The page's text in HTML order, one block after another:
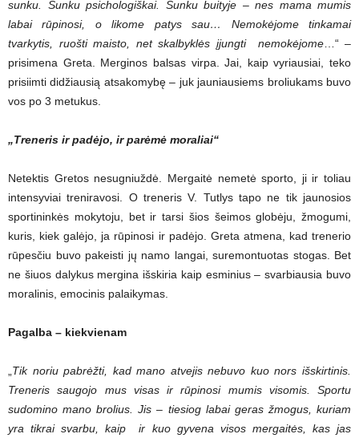
sunku. Sunku psichologiškai. Sunku buityje – nes mama mumis
labai rūpinosi, o likome patys sau… Nemokėjome tinkamai
tvarkytis, ruošti maisto, net skalbyklės įjungti nemokėjome…“ –
prisimena Greta. Merginos balsas virpa. Jai, kaip vyriausiai, teko
prisiimti didžiausią atsakomybę – juk jauniausiems broliukams buvo
vos po 3 metukus.
„Treneris ir padėjo, ir parėmė moraliai“
Netektis Gretos nesugniuždė. Mergaitė nemetė sporto, ji ir toliau
intensyviai treniravosi. O treneris V. Tutlys tapo ne tik jaunosios
sportininkės mokytoju, bet ir tarsi šios šeimos globėju, žmogumi,
kuris, kiek galėjo, ja rūpinosi ir padėjo. Greta atmena, kad trenerio
rūpesčiu buvo pakeisti jų namo langai, suremontuotas stogas. Bet
ne šiuos dalykus mergina išskiria kaip esminius – svarbiausia buvo
moralinis, emocinis palaikymas.
Pagalba – kiekvienam
Tik noriu pabrėžti, kad mano atvejis nebuvo kuo nors išskirtinis.
Treneris saugojo mus visas ir rūpinosi mumis visomis. Sportu
sudomino mano brolius. Jis – tiesiog labai geras žmogus, kuriam
yra tikrai svarbu, kaip ir kuo gyvena visos mergaitės, kas jas